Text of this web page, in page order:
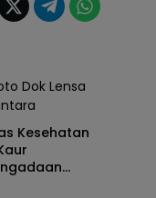
Dok Lensa
Kesehatan